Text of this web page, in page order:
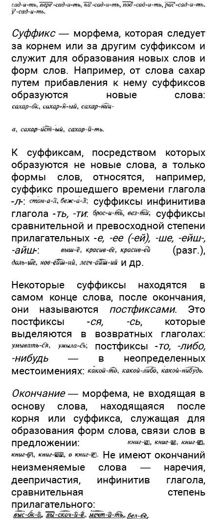
Суффикс— морфема, которая следует
за корнем или за другим суффиксом и
служит для образования новых слов и
форм слов. Например, от слова сахар
путем прибавления к нему суффиксов
образуются новые слова:
К суффиксам, посредством которых
образуются не новые слова, а только
формы слов, относятся, например,
суффикс прошедшего времени глагола
-л-:
суффиксы инфинитива
глагола -ть, -ти:
суффиксы
сравнительной и превосходной степени
прилагательных -е, -ее (-ей), -ше, -ейш-,
-айш-:
(разг.),
и др.
Некоторые суффиксы находятся в
самом конце слова, после окончания,
они называются постфиксами. Это
постфиксы -ся, -сь, которые
выделяются в возвратных глаголах:
постфиксы -то, -либо,
-нибудь — в неопределенных
местоимениях:
Окончание— морфема, не входящая в
основу слова, находящаяся после
корня или суффикса, служащая для
образования форм слова, связи слов в
предложении:
Не имеют окончаний
неизменяемые слова — наречия,
деепричастия, инфинитив глагола,
сравнительная степень
прилагательного: